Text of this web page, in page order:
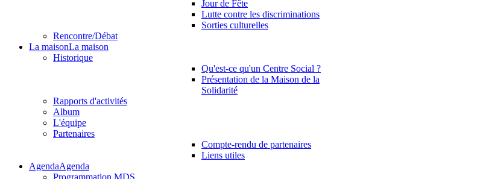
Jour de Fête
Lutte contre les discriminations
Sorties culturelles
Rencontre/Débat
La maisonLa maison
Historique
Qu'est-ce qu'un Centre Social ?
Présentation de la Maison de la
Solidarité
Rapports d'activités
Album
L'équipe
Partenaires
Compte-rendu de partenaires
Liens utiles
AgendaAgenda
Programmation MDS